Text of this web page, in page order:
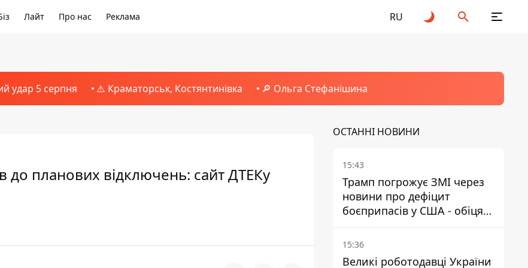
Лайт Про нас Реклама RU
удар 5 серпня ⚠️ Краматорськ, Костянтинівка 🔎 Ольга Стефанішина
планових відключень: сайт ДТЕКу
ОСТАННІ НОВИНИ
15:43
Трамп погрожує ЗМІ через
новини про дефіцит
боєприпасів у США - обіцяє
знайти і ув’язнити всіх
15:36
Великі роботодавці України